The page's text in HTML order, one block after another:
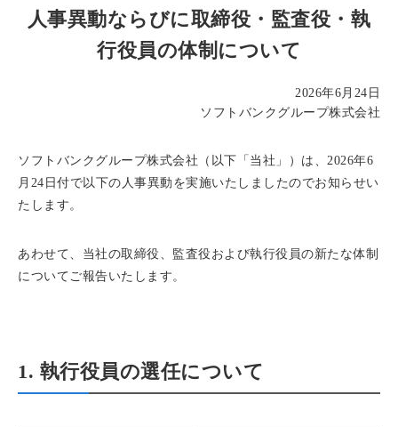
人事異動ならびに取締役・監査役・執
行役員の体制について
2026年6月24日
ソフトバンクグループ株式会社
ソフトバンクグループ株式会社（以下「当社」）は、2026年6
月24日付で以下の人事異動を実施いたしましたのでお知らせい
たします。
あわせて、当社の取締役、監査役および執行役員の新たな体制
についてご報告いたします。
1. 執行役員の選任について